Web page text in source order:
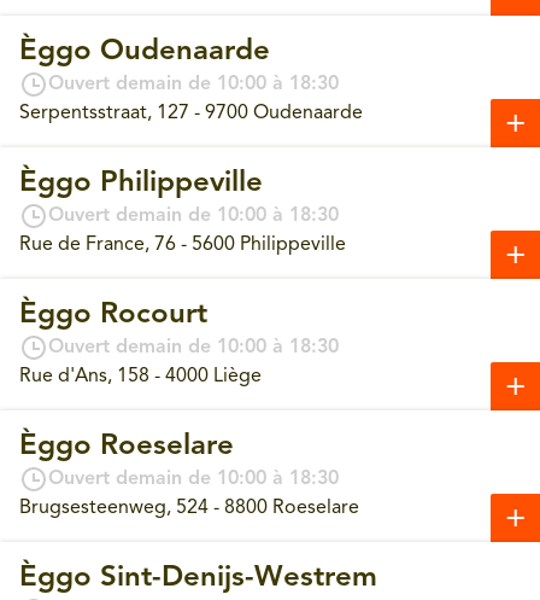
Èggo Oudenaarde
Ouvert demain de 10:00 à 18:30
Serpentsstraat, 127 - 9700 Oudenaarde
Èggo Philippeville
Ouvert demain de 10:00 à 18:30
Rue de France, 76 - 5600 Philippeville
Èggo Rocourt
Ouvert demain de 10:00 à 18:30
Rue d'Ans, 158 - 4000 Liège
Èggo Roeselare
Ouvert demain de 10:00 à 18:30
Brugsesteenweg, 524 - 8800 Roeselare
Èggo Sint-Denijs-Westrem